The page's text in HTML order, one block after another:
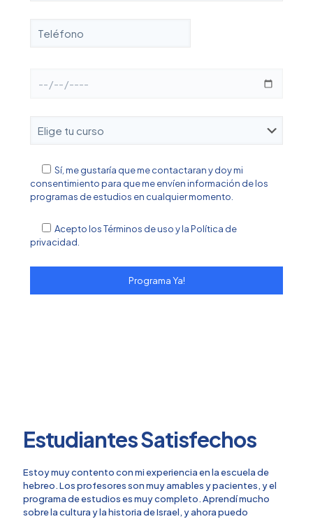
Sí, me gustaría que me contactaran y doy mi
consentimiento para que me envíen información de los
programas de estudios en cualquier momento.
Acepto losTérminos de uso y la Política de
privacidad.
Estudiantes Satisfechos
Estoy muy contento con mi experiencia en la escuela de
hebreo. Los profesores son muy amables y pacientes, y el
programa de estudios es muy completo. Aprendí mucho
sobre la cultura y la historia de Israel, y ahora puedo